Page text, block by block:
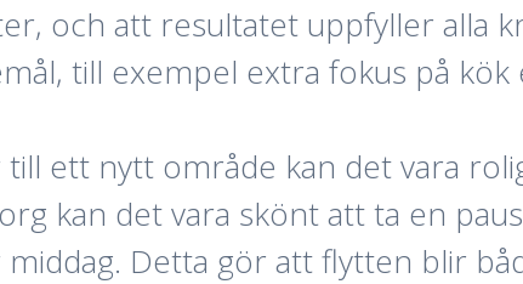
och att resultatet uppfyller alla
till exempel extra fokus på
ett nytt område kan det vara
kan det vara skönt att ta en
Detta gör att flytten blir